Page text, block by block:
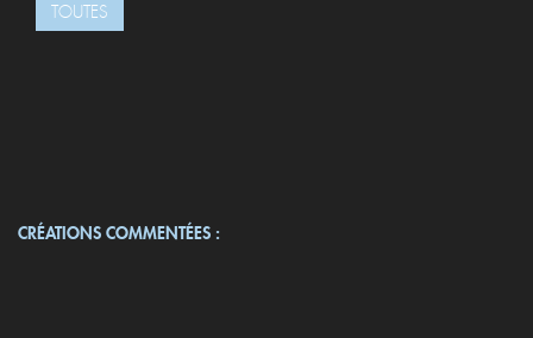
TOUTES
CRÉATIONS COMMENTÉES :